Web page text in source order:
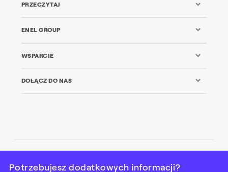
Potrzebujesz dodatkowych informacji?
PRZECZYTAJ
ENEL GROUP
WSPARCIE
DOŁĄCZ DO NAS
© Enel X Polska Sp. z o.o Wszelkie prawa zastrzeżone VAT: